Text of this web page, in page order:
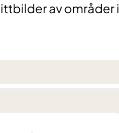
av områder i